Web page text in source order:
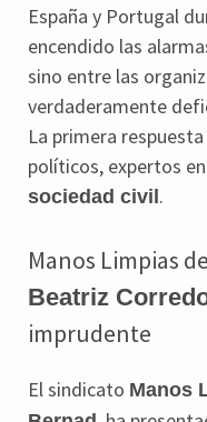
España y Portugal
encendido las
sino entre las
verdaderamente
La primera
políticos, expertos
sociedad civil.
Manos Limpias
Beatriz
imprudente
El sindicato Manos